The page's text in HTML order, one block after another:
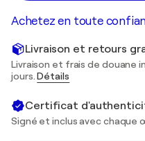
Achetez en toute
Livraison et retours
Livraison et frais de douane
jours.Détails
Certificat
Signé et inclus avec chaque